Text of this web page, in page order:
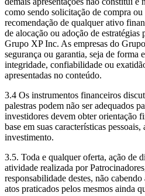
como sendo solicitação de compra
recomendação de qualquer ativo
de alocação ou adoção de estratégias
Grupo XP Inc. As empresas do
segurança ou garantia, seja de forma
integridade, confiabilidade ou
apresentadas no conteúdo.
3.4 Os instrumentos financeiros
palestras podem não ser adequados
investidores devem obter orientação
base em suas características
investimento.
3.5. Toda e qualquer oferta, ação de
atividade realizada por
responsabilidade destes, não
atos praticados pelos mesmos ainda